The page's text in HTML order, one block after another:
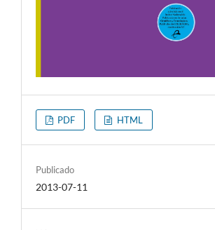
PDF HTML
Publicado
2013-07-11